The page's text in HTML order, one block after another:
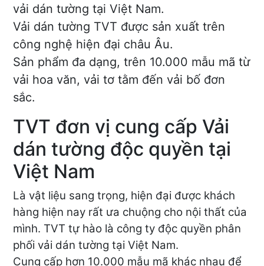
vải dán tường tại Việt Nam.
Vải dán tường TVT được sản xuất trên
công nghệ hiện đại châu Âu.
Sản phẩm đa dạng, trên 10.000 mẫu mã từ
vải hoa văn, vải tơ tằm đến vải bố đơn
sắc.
TVT đơn vị cung cấp Vải
dán tường độc quyền tại
Việt Nam
Là vật liệu sang trọng, hiện đại được khách
hàng hiện nay rất ưa chuộng cho nội thất của
mình. TVT tự hào là công ty độc quyền phân
phối vải dán tường tại Việt Nam.
Cung cấp hơn 10.000 mẫu mã khác nhau để